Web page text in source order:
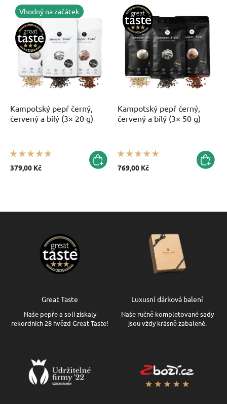
Vhodný na začátek
Kampotský pepř černý,
červený a bílý (3× 20 g)
379,00 Kč
Kampotský pepř černý,
červený a bílý (3× 50 g)
769,00 Kč
Great Taste
Naše pepře a soli získaly
rekordních 28 hvězd Great Taste!
Luxusní dárková balení
Naše ručně kompletované sady
jsou vždy krásně zabalené.